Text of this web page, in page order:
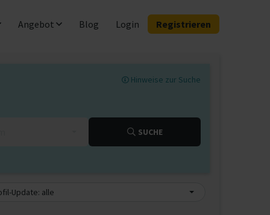
Angebot Blog Login Registrieren
Hinweise zur Suche
SUCHE
Update: alle